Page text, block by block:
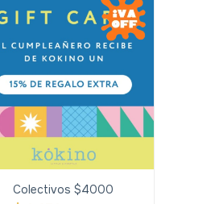
Colectivos $4000